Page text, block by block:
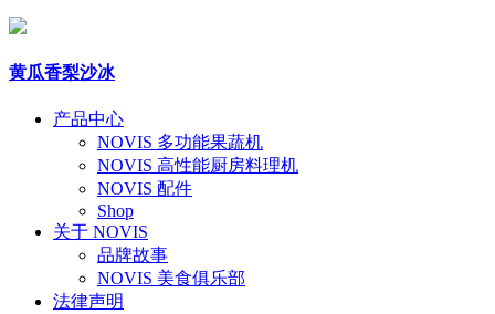
黄瓜香梨沙冰
产品中心
NOVIS 多功能果蔬机
NOVIS 高性能厨房料理机
NOVIS 配件
Shop
关于 NOVIS
品牌故事
NOVIS 美食俱乐部
法律声明